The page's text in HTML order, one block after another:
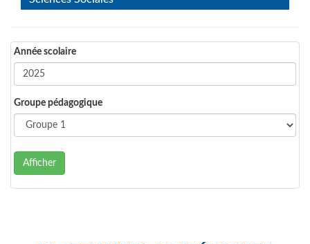
Année scolaire
Groupe pédagogique
Afficher